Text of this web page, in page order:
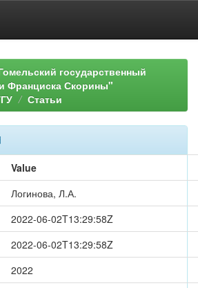
государственный
Франциска Скорины"
Статьи
Value
Логинова, Л.А.
2022-06-02T13:29:58Z
2022-06-02T13:29:58Z
2022